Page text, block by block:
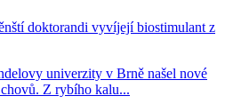
doktorandi vyvíjejí biostimulant z
univerzity v Brně našel nové
Z rybího kalu...